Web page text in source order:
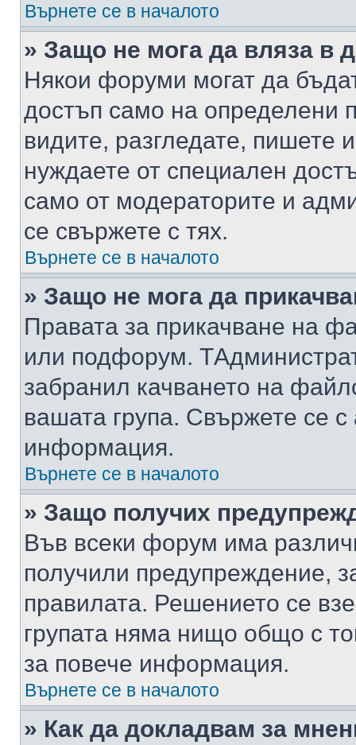
Върнете се в началото
» Защо не мога да вляза в
Някои форуми могат да
достъп само на определени
видите, разгледате, пишете
нуждаете от специален
само от модераторите и
се свържете с тях.
Върнете се в началото
» Защо не мога да
Правата за прикачване на
или подфорум.
забранил качването на
вашата група. Свържете се
информация.
Върнете се в началото
» Защо получих
Във всеки форум има
получили предупреждение,
правилата. Решението се
групата няма нищо общо с
за повече информация.
Върнете се в началото
» Как да докладвам за